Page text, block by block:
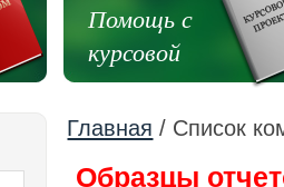
Помощь с
курсовой
Главная / Список
Образцы